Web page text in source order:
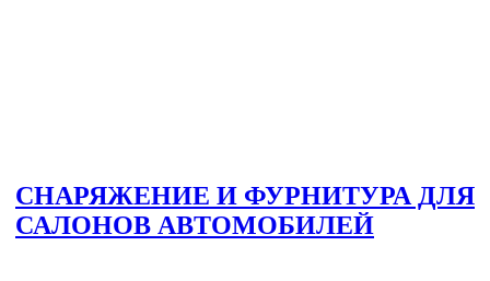
СНАРЯЖЕНИЕ И ФУРНИТУРА ДЛЯ
САЛОНОВ АВТОМОБИЛЕЙ